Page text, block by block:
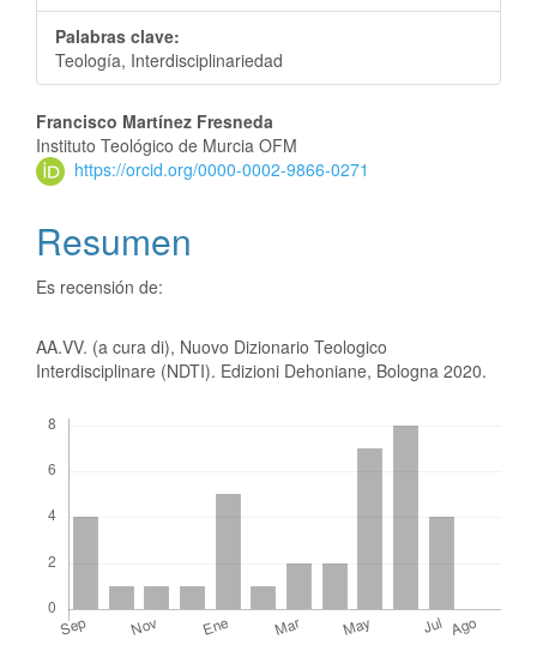
Palabras clave:
Teología, Interdisciplinariedad
Francisco Martínez Fresneda
Instituto Teológico de Murcia OFM
https://orcid.org/0000-0002-9866-0271
Resumen
Es recensión de:
AA.VV. (a cura di), Nuovo Dizionario Teologico
Interdisciplinare (NDTI). Edizioni Dehoniane, Bologna 2020.